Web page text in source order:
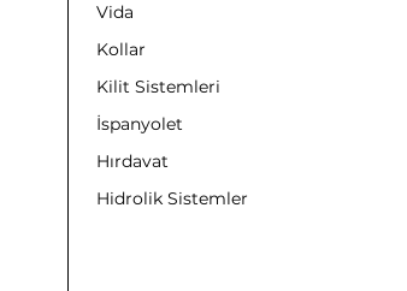
Vida
Kollar
Kilit Sistemleri
İspanyolet
Hırdavat
Hidrolik Sistemler